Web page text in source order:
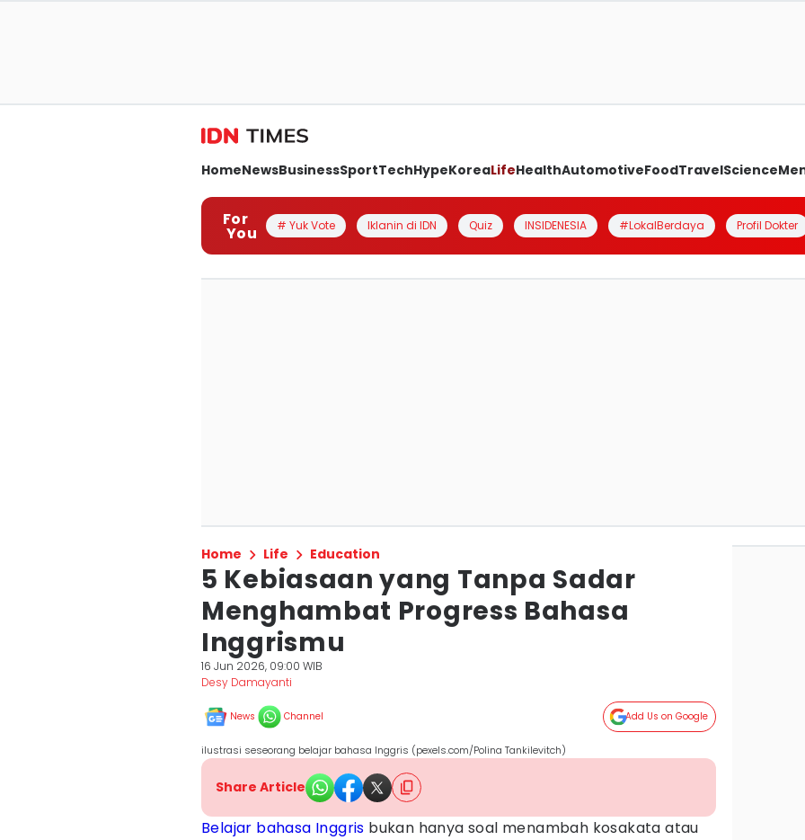
HomeNewsBusinessSportTechHypeKoreaLifeHealthAutomotiveFoodTravelScience
For
You # Yuk Vote Iklanin di IDN Quiz INSIDENESIA #LokalBerdaya Profil Dokter
Home Life Education
5 Kebiasaan yang Tanpa Sadar
Menghambat Progress Bahasa
Inggrismu
16 Jun 2026, 09:00 WIB
Desy Damayanti
News Channel Add Us on Google
ilustrasi seseorang belajar bahasa Inggris (pexels.com/Polina Tankilevitch)
Share Article
Belajar bahasa Inggris bukan hanya soal menambah kosakata atau